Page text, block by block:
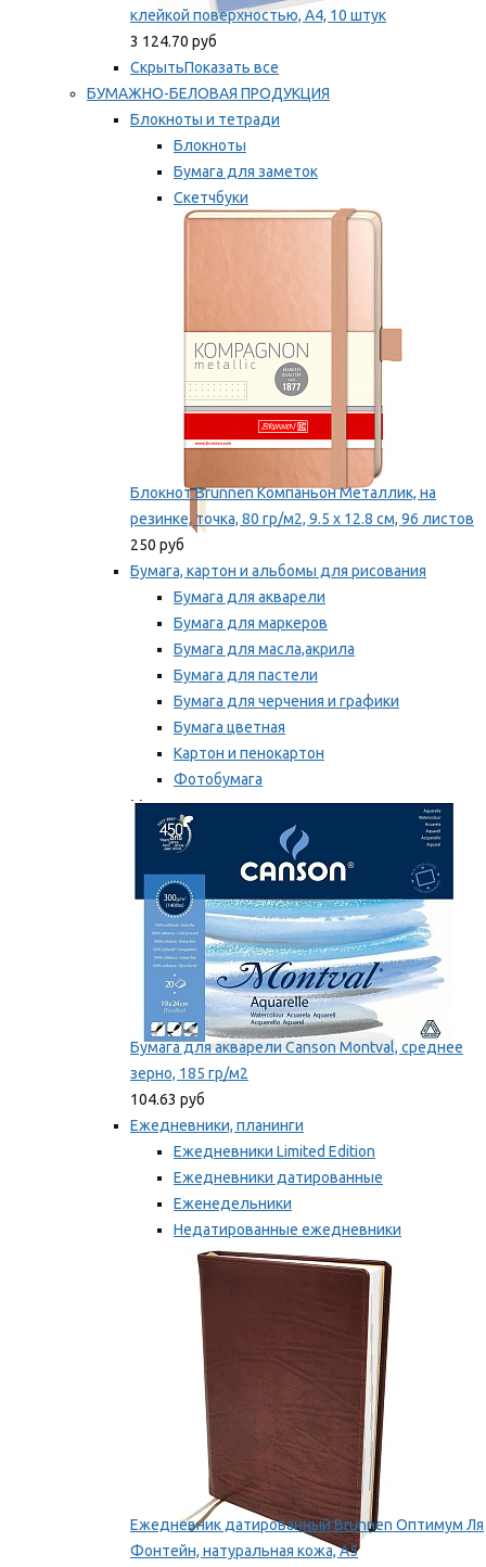
клейкой поверхностью, A4, 10 штук
3 124.70 руб
СкрытьПоказать все
БУМАЖНО-БЕЛОВАЯ ПРОДУКЦИЯ
Блокноты и тетради
Блокноты
Бумага для заметок
Скетчбуки
Тетради
Блокнот Brunnen Компаньон Металлик, на
резинке, точка, 80 гр/м2, 9.5 х 12.8 см, 96 листов
250 руб
Бумага, картон и альбомы для рисования
Бумага для акварели
Бумага для маркеров
Бумага для масла,акрила
Бумага для пастели
Бумага для черчения и графики
Бумага цветная
Картон и пенокартон
Фотобумага
Мы рекомендуем
Бумага для акварели Canson Montval, среднее
зерно, 185 гр/м2
104.63 руб
Ежедневники, планинги
Ежедневники Limited Edition
Ежедневники датированные
Еженедельники
Недатированные ежедневники
Планинги
Мы рекомендуем
Ежедневник датированный Brunnen Оптимум Ля
Фонтейн, натуральная кожа, А5